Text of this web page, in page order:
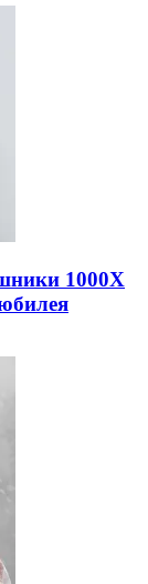
1000X